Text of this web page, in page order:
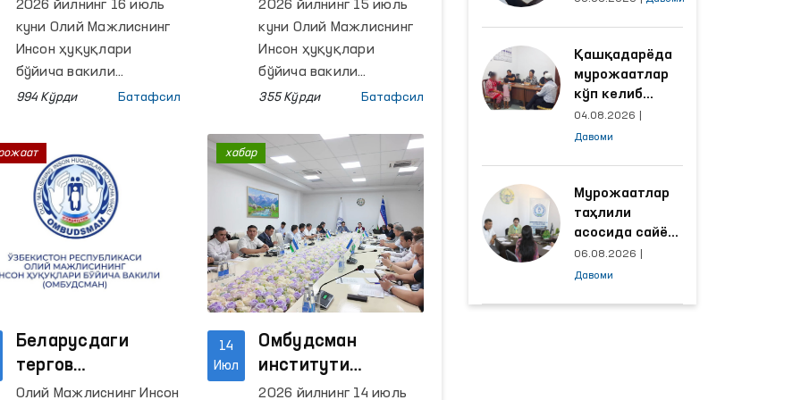
депутатлари
Тошкентдаги
қатор ёпиқ
муассасаларда
ўтказди
2026 йилнинг 16 июль
куни Олий Мажлиснинг
Инсон ҳуқуқлари
бўйича вакили
(омбудсман) ҳамда
палатасининг Халқаро
ишлар, мудофаа ва
хавфсизлик
масалалари қўмитаси
томонидан
қамоққа олинган
шахсларни сақлаш учун
мўлжалланган махсус
994 Кўрди Батафсил
қабулини ўтказди
2026 йилнинг 15 июль
куни Олий Мажлиснинг
Инсон ҳуқуқлари
бўйича вакили
(омбудсман)
навбатдаги фуқаролар
қабули ўтказилди.
355 Кўрди Батафсил
Беларусдаги
тергов
ҳибсхонасида
Олий Мажлиснинг Инсон
14
Июл
Омбудсман
институти
фаолиятини
2026 йилнинг 14 июль
хабар
яхшиланди
Қашқадарёда
мурожаатлар
кўп келиб
тушаётган
ҳудудлар
ишлаш йўлга
қўйилди
04.08.2026
Давоми
Мурожаатлар
таҳлили
асосида сайёр
қабул
ўтказиладиган
06.08.2026
Давоми